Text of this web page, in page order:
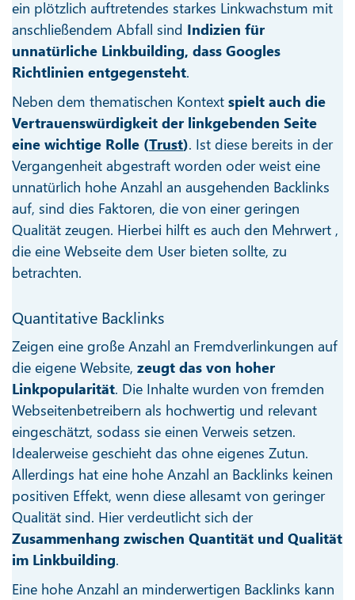
ein plötzlich auftretendes starkes Linkwachstum mit
anschließendem Abfall sind Indizien für
unnatürliche Linkbuilding, dass Googles
Richtlinien entgegensteht.
Neben dem thematischen Kontext spielt auch die
Vertrauenswürdigkeit der linkgebenden Seite
eine wichtige Rolle (Trust). Ist diese bereits in der
Vergangenheit abgestraft worden oder weist eine
unnatürlich hohe Anzahl an ausgehenden Backlinks
auf, sind dies Faktoren, die von einer geringen
Qualität zeugen. Hierbei hilft es auch den Mehrwert ,
die eine Webseite dem User bieten sollte, zu
betrachten.
Quantitative Backlinks
Zeigen eine große Anzahl an Fremdverlinkungen auf
die eigene Website, zeugt das von hoher
Linkpopularität. Die Inhalte wurden von fremden
Webseitenbetreibern als hochwertig und relevant
eingeschätzt, sodass sie einen Verweis setzen.
Idealerweise geschieht das ohne eigenes Zutun.
Allerdings hat eine hohe Anzahl an Backlinks keinen
positiven Effekt, wenn diese allesamt von geringer
Qualität sind. Hier verdeutlicht sich der
Zusammenhang zwischen Quantität und Qualität
im Linkbuilding.
Eine hohe Anzahl an minderwertigen Backlinks kann